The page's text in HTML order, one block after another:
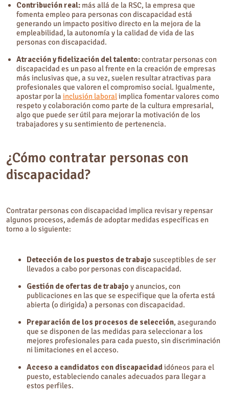
Contribución real: más allá de la RSC, la empresa que
fomenta empleo para personas con discapacidad está
generando un impacto positivo directo en la mejora de la
empleabilidad, la autonomía y la calidad de vida de las
personas con discapacidad.
Atracción y fidelización del talento:contratar personas con
discapacidad es un paso al frente en la creación de empresas
más inclusivas que, a su vez, suelen resultar atractivas para
profesionales que valoren el compromiso social. Igualmente,
apostar por la inclusión laboralimplica fomentar valores como
respeto y colaboración como parte de la cultura empresarial,
algo que puede ser útil para mejorar la motivación de los
trabajadores y su sentimiento de pertenencia.
¿Cómo contratar personas con
discapacidad?
Contratar personas con discapacidad implica revisar y repensar
algunos procesos, además de adoptar medidas específicas en
torno a lo siguiente:
Detección de los puestos de trabajo susceptibles de ser
llevados a cabo por personas con discapacidad.
Gestión de ofertas de trabajo y anuncios, con
publicaciones en las que se especifique que la oferta está
abierta (o dirigida) a personas con discapacidad.
Preparación de los procesos de selección, asegurando
que se disponen de las medidas para seleccionar a los
mejores profesionales para cada puesto, sin discriminación
ni limitaciones en el acceso.
Acceso a candidatos con discapacidadidóneos para el
puesto, estableciendo canales adecuados para llegar a
estos perfiles.